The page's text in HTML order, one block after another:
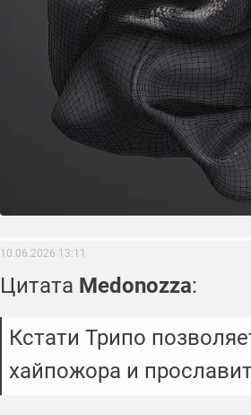
10.06.2026 13:11
Цитата Medonozza:
Кстати Трипо
хайпожора и